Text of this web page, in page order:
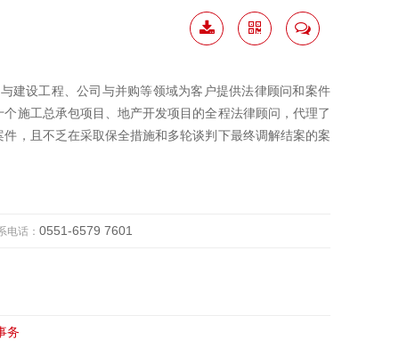
建设工程、公司与并购等领域为客户提供法律顾问和案件
施工总承包项目、地产开发项目的全程法律顾问，代理了
，且不乏在采取保全措施和多轮谈判下最终调解结案的案
电话：0551-6579 7601
务